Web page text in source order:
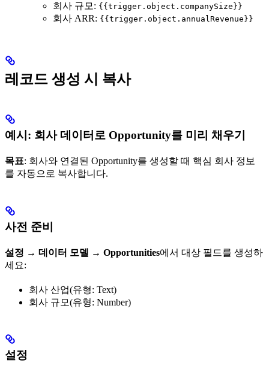
회사 규모: {{trigger.object.companySize}}
회사 ARR: {{trigger.object.annualRevenue}}
레코드 생성 시 복사
예시: 회사 데이터로 Opportunity를 미리 채우기
목표: 회사와 연결된 Opportunity를 생성할 때 핵심 회사 정보
를 자동으로 복사합니다.
사전 준비
설정 → 데이터 모델 → Opportunities에서 대상 필드를 생성하
세요:
회사 산업(유형: Text)
회사 규모(유형: Number)
설정